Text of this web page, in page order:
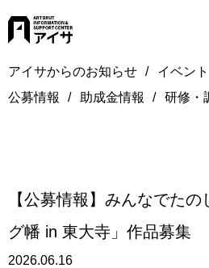
アイサからのお知らせ
イベン
公募情報
助成金情報 研修・
【公募情報】みんなでた
グ幡 in 東大寺」作品募集
2026.06.16